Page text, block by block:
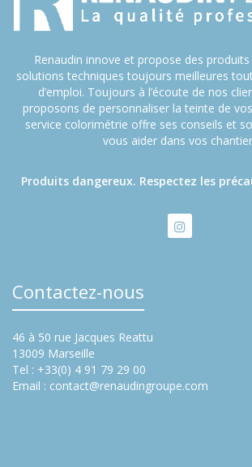
Renaudin innove et propose des
solutions techniques toujours meilleures
d’emploi. Toujours à l’écoute de nos
proposons de personnaliser la teinte de
service colorimétrie offre ses conseils et
vous aider dans vos
Produits dangereux. Respectez les
Contactez-nous
46 à 50 rue Jacques Reattu
13009 Marseille
Tel : +33(0) 4 91 79 29 00
Email : contact@renaudingroupe.com